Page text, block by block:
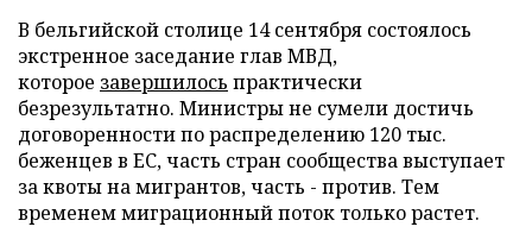
В бельгийской столице 14 сентября состоялось
экстренное заседание глав МВД,
которое завершилось практически
безрезультатно. Министры не сумели достичь
договоренности по распределению 120 тыс.
беженцев в ЕС, часть стран сообщества выступает
за квоты на мигрантов, часть - против. Тем
временем миграционный поток только растет.